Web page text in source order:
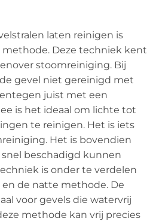
laten reinigen is
methode. Deze techniek kent
stoomreiniging. Bij
gevel niet gereinigd met
juist met een
is het ideaal om lichte tot
te reinigen. Het is iets
Het is bovendien
snel beschadigd kunnen
is onder te verdelen
de natte methode. De
voor gevels die watervrij
methode kan vrij precies